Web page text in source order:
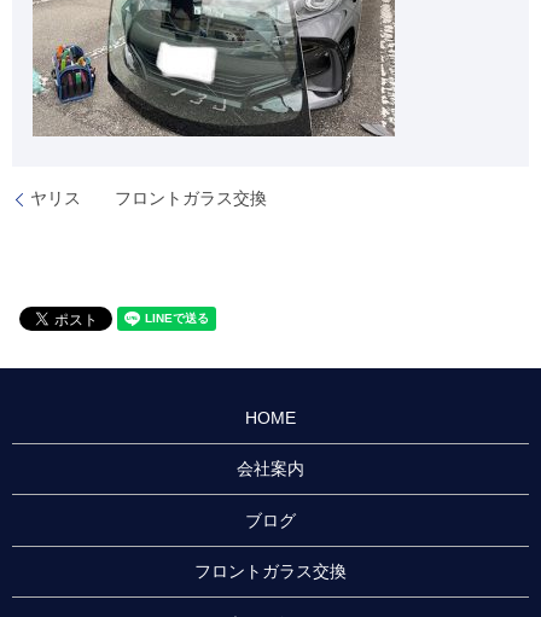
ヤリス フロントガラス交換
HOME
会社案内
ブログ
フロントガラス交換